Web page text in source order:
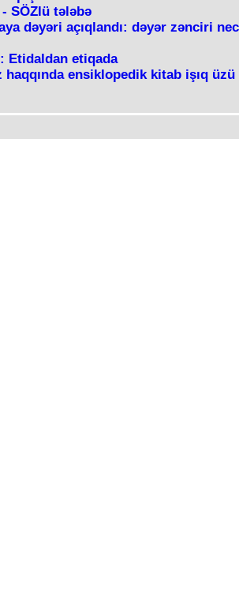
SÖZlü tələbə
dəyəri açıqlandı: dəyər zənciri
Etidaldan etiqada
ensiklopedik kitab işıq